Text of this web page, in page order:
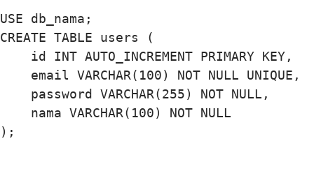
USE db_nama;
CREATE TABLE users (
    id INT AUTO_INCREMENT PRIMARY KEY,
    email VARCHAR(100) NOT NULL UNIQUE,
    password VARCHAR(255) NOT NULL,
    nama VARCHAR(100) NOT NULL